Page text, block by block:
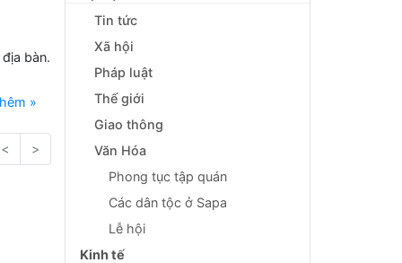
bàn.
»
< >
Tin tức
Xã hội
Pháp luật
Thế giới
Giao thông
Văn Hóa
Phong tục tập quán
Các dân tộc ở Sapa
Lễ hội
Kinh tế